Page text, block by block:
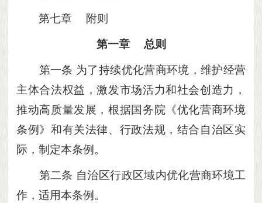
第七章 附则
第一章 总则
第一条 为了持续优化营商环境，维护经营
主体合法权益，激发市场活力和社会创造力，
推动高质量发展，根据国务院《优化营商环境
条例》和有关法律、行政法规，结合自治区实
际，制定本条例。
第二条 自治区行政区域内优化营商环境工
作，适用本条例。